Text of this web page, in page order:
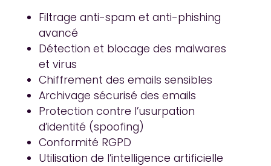
Filtrage anti-spam et anti-phishing
avancé
Détection et blocage des malwares
et virus
Chiffrement des emails sensibles
Archivage sécurisé des emails
Protection contre l’usurpation
d’identité (spoofing)
Conformité RGPD
Utilisation de l’intelligence artificielle